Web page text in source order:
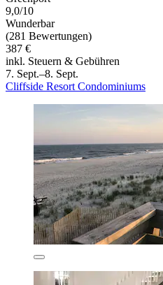
9,0/10
Wunderbar
(281 Bewertungen)
387 €
inkl. Steuern & Gebühren
7. Sept.–8. Sept.
Cliffside Resort Condominiums